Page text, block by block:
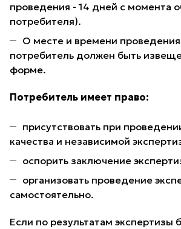
проведения - 14 дней с момента
потребителя).
О месте и времени
потребитель должен быть
форме.
Потребитель имеет право:
присутствовать при
качества и независимой
оспорить заключение
организовать проведение
самостоятельно.
Если по результатам экспертизы